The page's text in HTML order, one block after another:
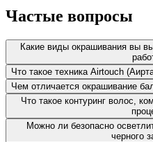
Частые вопросы
Какие виды окрашивания вы
Что такое техника Airtouch
Чем отличается окрашивание
Что такое контуринг волос,
Можно ли безопасно
черного